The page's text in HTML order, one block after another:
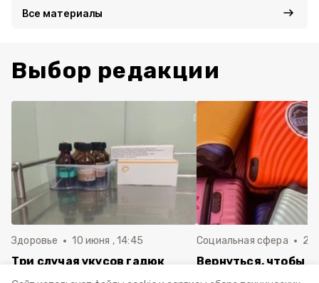
Все материалы
Выбор редакции
Здоровье 10 июня , 14:45
Три случая укусов гадюк
Социальная сфера 20
Вернуться, чтобы